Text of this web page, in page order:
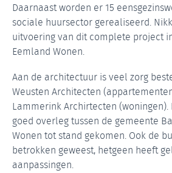
Daarnaast worden er 15
sociale huursector gerealiseerd.
uitvoering van dit complete project
Eemland Wonen.
Aan de architectuur is veel zorg
Weusten Architecten
Lammerink Archirtecten
goed overleg tussen de gemeente
Wonen tot stand gekomen. Ook de
betrokken geweest, hetgeen heeft
aanpassingen.